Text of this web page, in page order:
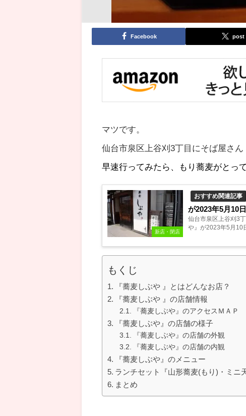
Facebook post
マツです。
仙台市泉区上谷刈3丁目にそば屋さん
早速行ってみたら、もり蕎麦がとっ
新店・閉店
おすすめ関連記事
が2023年5月10
仙台市泉区上谷刈3
や』が2023年5月10
もくじ
『蕎麦しぶや 』とはどんなお店？
『蕎麦しぶや 』の店舗情報
『蕎麦しぶや』のアクセスＭＡＰ
『蕎麦しぶや』の店舗の様子
『蕎麦しぶや』の店舗の外観
『蕎麦しぶや』の店舗の内観
『蕎麦しぶや』のメニュー
ランチセット『山形蕎麦(もり)・ミニ
まとめ